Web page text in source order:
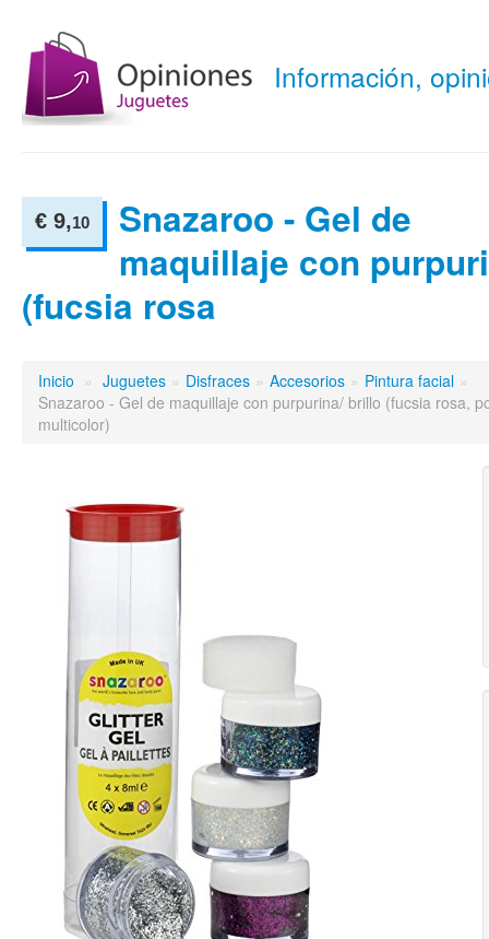
Información,
€ 9,10
Snazaroo - Gel de
maquillaje con
(fucsia rosa
Inicio » Juguetes » Disfraces » Accesorios » Pintura facial »
Snazaroo - Gel de maquillaje con purpurina/ brillo (fucsia rosa,
multicolor)